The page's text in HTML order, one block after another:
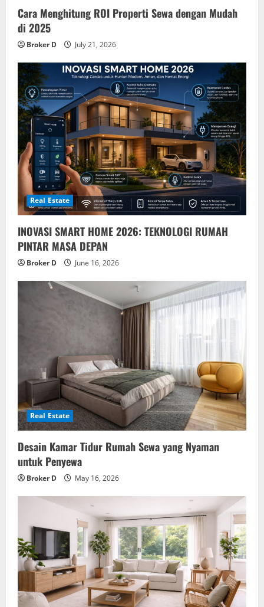
Cara Menghitung ROI Properti Sewa dengan Mudah
di 2025
Broker D July 21, 2026
Real Estate
INOVASI SMART HOME 2026: TEKNOLOGI RUMAH
PINTAR MASA DEPAN
Broker D June 16, 2026
Real Estate
Desain Kamar Tidur Rumah Sewa yang Nyaman
untuk Penyewa
Broker D May 16, 2026